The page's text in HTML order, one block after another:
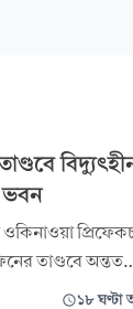
ভবন
তাণ্ডবে অন্তত
প্রভাবে১৮ ঘণ্টা